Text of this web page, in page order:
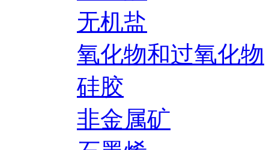
无机盐
氧化物和过氧化物
硅胶
非金属矿